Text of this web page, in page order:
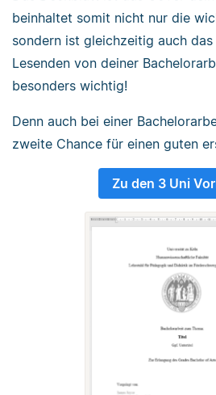
beinhaltet somit nicht nur die
sondern ist gleichzeitig auch
Lesenden von deiner
besonders wichtig!
Denn auch bei einer
zweite Chance für einen guten
Zu den 3 Uni